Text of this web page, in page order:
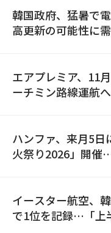
韓国政府、猛暑で
高更新の可能性に
エアプレミア、11
ーチミン路線運航
ハンファ、来月5日
火祭り2026」開催
イースター航空、
で1位を記録…「上